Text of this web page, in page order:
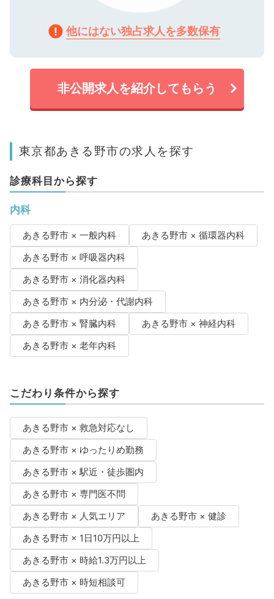
他にはない独占求人を多数保有
非公開求人を紹介してもらう
東京都あきる野市の求人を探す
診療科目から探す
内科
あきる野市 × 一般内科
あきる野市 × 循環器内科
あきる野市 × 呼吸器内科
あきる野市 × 消化器内科
あきる野市 × 内分泌・代謝内科
あきる野市 × 腎臓内科
あきる野市 × 神経内科
あきる野市 × 老年内科
こだわり条件から探す
あきる野市 × 救急対応なし
あきる野市 × ゆったりめ勤務
あきる野市 × 駅近・徒歩圏内
あきる野市 × 専門医不問
あきる野市 × 人気エリア
あきる野市 × 健診
あきる野市 × 1日10万円以上
あきる野市 × 時給1.3万円以上
あきる野市 × 時短相談可